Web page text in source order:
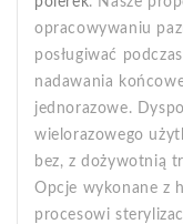
opracowywaniu
posługiwać
nadawania
jednorazowe.
wielorazowego
bez, z dożywotnią
Opcje wykonane z
procesowi